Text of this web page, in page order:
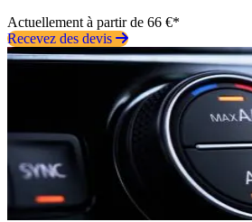
Actuellement à partir de 66 €*
Recevez des devis